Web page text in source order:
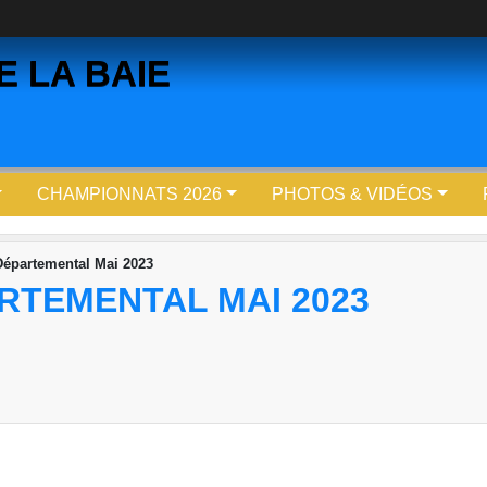
LA BAIE
CHAMPIONNATS 2026 PHOTOS & VIDÉOS
Mai 2023
MAI 2023